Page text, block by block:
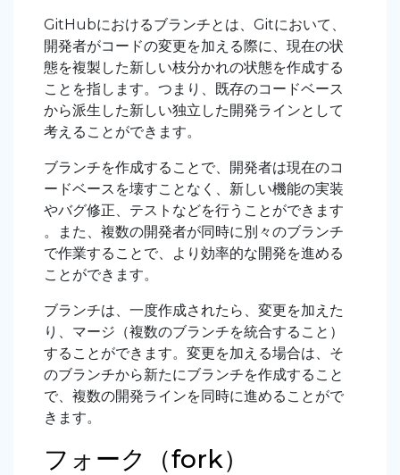
GitHubにおけるブランチとは、Gitにおいて、
開発者がコードの変更を加える際に、現在の状
態を複製した新しい枝分かれの状態を作成する
ことを指します。つまり、既存のコードベース
から派生した新しい独立した開発ラインとして
考えることができます。
ブランチを作成することで、開発者は現在のコ
ードベースを壊すことなく、新しい機能の実装
やバグ修正、テストなどを行うことができます
。また、複数の開発者が同時に別々のブランチ
で作業することで、より効率的な開発を進める
ことができます。
ブランチは、一度作成されたら、変更を加えた
り、マージ（複数のブランチを統合すること）
することができます。変更を加える場合は、そ
のブランチから新たにブランチを作成すること
で、複数の開発ラインを同時に進めることがで
きます。
フォーク（fork）